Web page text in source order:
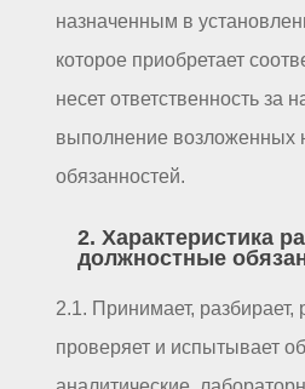
назначенным в
которое приобретает
несет ответственность за
выполнение возложенных
обязанностей.
2. Характеристика
должностные
2.1. Принимает, разбирает,
проверяет и испытывает